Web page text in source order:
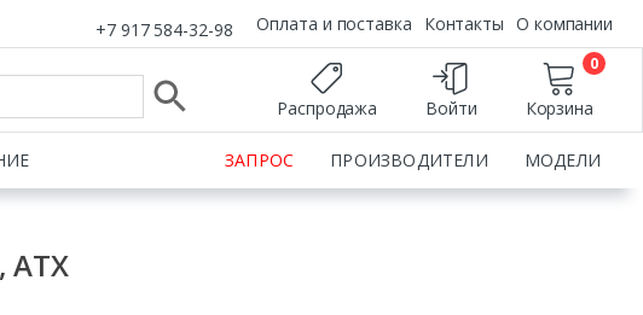
+7 917 584-32-98 Оплата и поставка Контакты О компании
Распродажа Войти Корзина
0
ЗАПРОС ПРОИЗВОДИТЕЛИ МОДЕЛИ
ATX